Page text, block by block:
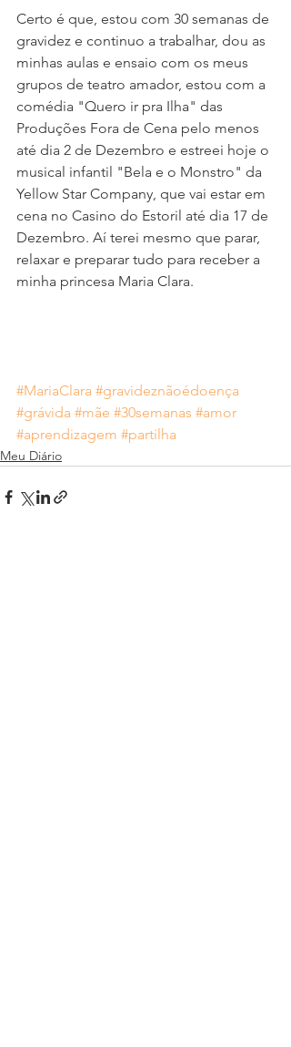
Certo é que, estou com 30 semanas de
gravidez e continuo a trabalhar, dou as
minhas aulas e ensaio com os meus
grupos de teatro amador, estou com a
comédia "Quero ir pra Ilha" das
Produções Fora de Cena pelo menos
até dia 2 de Dezembro e estreei hoje o
musical infantil "Bela e o Monstro" da
Yellow Star Company, que vai estar em
cena no Casino do Estoril até dia 17 de
Dezembro. Aí terei mesmo que parar,
relaxar e preparar tudo para receber a
minha princesa Maria Clara.
#MariaClara #gravideznãoédoença
#grávida #mãe #30semanas #amor
#aprendizagem #partilha
Meu Diário